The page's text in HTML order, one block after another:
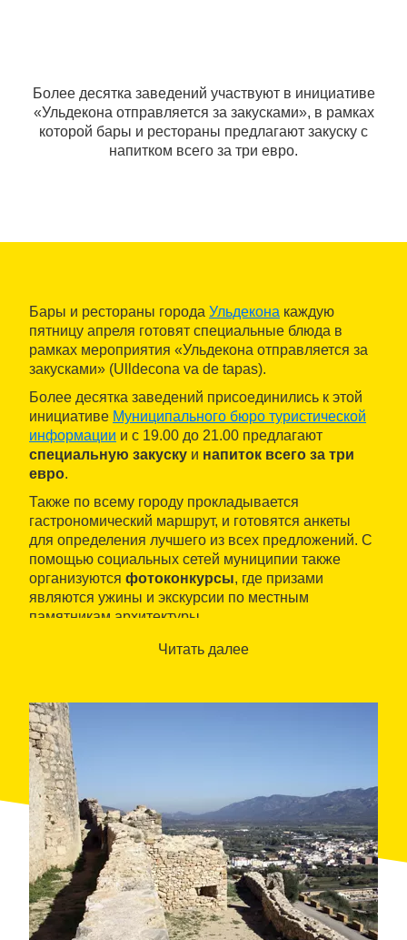
Более десятка заведений участвуют в инициативе
«Ульдекона отправляется за закусками», в рамках
которой бары и рестораны предлагают закуску с
напитком всего за три евро.
Бары и рестораны города Ульдекона каждую
пятницу апреля готовят специальные блюда в
рамках мероприятия «Ульдекона отправляется за
закусками» (Ulldecona va de tapas).
Более десятка заведений присоединились к этой
инициативе Муниципального бюро туристической
информации и с 19.00 до 21.00 предлагают
специальную закуску и напиток всего за три
евро.
Также по всему городу прокладывается
гастрономический маршрут, и готовятся анкеты
для определения лучшего из всех предложений. С
помощью социальных сетей муниципии также
организуются фотоконкурсы, где призами
являются ужины и экскурсии по местным
памятникам архитектуры.
Читать далее